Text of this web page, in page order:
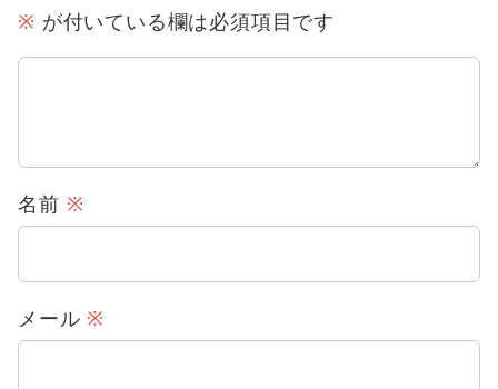
※ が付いている欄は必須項目です
名前 ※
メール ※